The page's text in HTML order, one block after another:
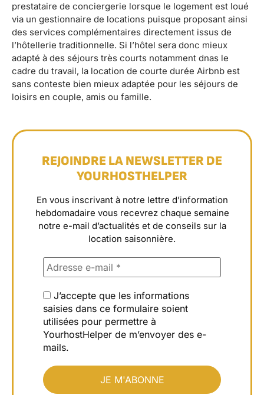
prestataire de conciergerie lorsque le logement est loué
via un gestionnaire de locations puisque proposant ainsi
des services complémentaires directement issus de
l’hôtellerie traditionnelle. Si l’hôtel sera donc mieux
adapté à des séjours très courts notamment dnas le
cadre du travail, la location de courte durée Airbnb est
sans conteste bien mieux adaptée pour les séjours de
loisirs en couple, amis ou famille.
REJOINDRE LA NEWSLETTER DE
YOURHOSTHELPER
En vous inscrivant à notre lettre d’information
hebdomadaire vous recevrez chaque semaine
notre e-mail d’actualités et de conseils sur la
location saisonnière.
J’accepte que les informations
saisies dans ce formulaire soient
utilisées pour permettre à
YourhostHelper de m’envoyer des e-
mails.